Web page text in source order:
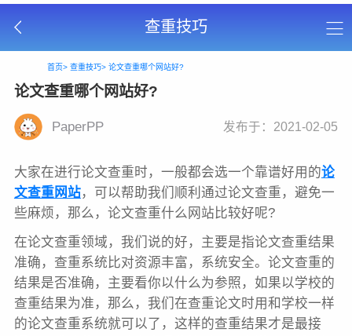
查重技巧
首页> 查重技巧> 论文查重哪个网站好?
论文查重哪个网站好?
PaperPP 发布于：2021-02-05
大家在进行论文查重时，一般都会选一个靠谱好用的论
文查重网站，可以帮助我们顺利通过论文查重，避免一
些麻烦，那么，论文查重什么网站比较好呢?
在论文查重领域，我们说的好，主要是指论文查重结果
准确，查重系统比对资源丰富，系统安全。论文查重的
结果是否准确，主要看你以什么为参照，如果以学校的
查重结果为准，那么，我们在查重论文时用和学校一样
的论文查重系统就可以了，这样的查重结果才是最接